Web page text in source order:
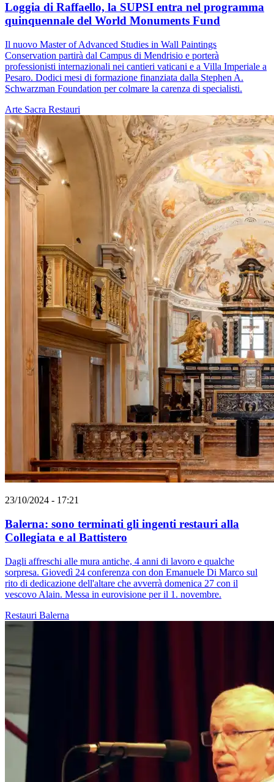
Loggia di Raffaello, la SUPSI entra nel programma
quinquennale del World Monuments Fund
Il nuovo Master of Advanced Studies in Wall Paintings
Conservation partirà dal Campus di Mendrisio e porterà
professionisti internazionali nei cantieri vaticani e a Villa Imperiale a
Pesaro. Dodici mesi di formazione finanziata dalla Stephen A.
Schwarzman Foundation per colmare la carenza di specialisti.
Arte Sacra Restauri
23/10/2024 - 17:21
Balerna: sono terminati gli ingenti restauri alla
Collegiata e al Battistero
Dagli affreschi alle mura antiche, 4 anni di lavoro e qualche
sorpresa. Giovedì 24 conferenza con don Emanuele Di Marco sul
rito di dedicazione dell'altare che avverrà domenica 27 con il
vescovo Alain. Messa in eurovisione per il 1. novembre.
Restauri Balerna